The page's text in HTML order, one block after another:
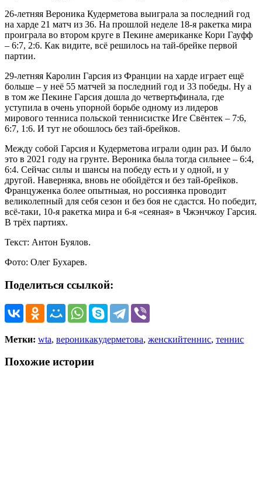
26-летняя Вероника Кудерметова выиграла за последний год
на харде 21 матч из 36. На прошлой неделе 18-я ракетка мира
проиграла во втором круге в Пекине американке Кори Гауфф
– 6:7, 2:6. Как видите, всё решилось на тай-брейке первой
партии.
29-летняя Каролин Гарсия из Франции на харде играет ещё
больше – у неё 55 матчей за последний год и 33 победы. Ну а
в том же Пекине Гарсия дошла до четвертьфинала, где
уступила в очень упорной борьбе одному из лидеров
мирового тенниса польской теннисистке Иге Свёнтек – 7:6,
6:7, 1:6. И тут не обошлось без тай-брейков.
Между собой Гарсия и Кудерметова играли один раз. И было
это в 2021 году на грунте. Вероника была тогда сильнее – 6:4,
6:4. Сейчас силы и шансы на победу есть и у одной, и у
другой. Наверняка, вновь не обойдётся и без тай-брейков.
Француженка более опытныая, но россиянка проводит
великолепный для себя сезон и без боя не сдастся. Но победит,
всё-таки, 10-я ракетка мира и 6-я «сеяная» в Чжэнчжоу Гарсия.
В трёх партиях.
Текст: Антон Буялов.
Фото: Олег Бухарев.
Поделиться ссылкой:
Метки: wta, вероникакудерметова, женскийтеннис, теннис
Похожие истории